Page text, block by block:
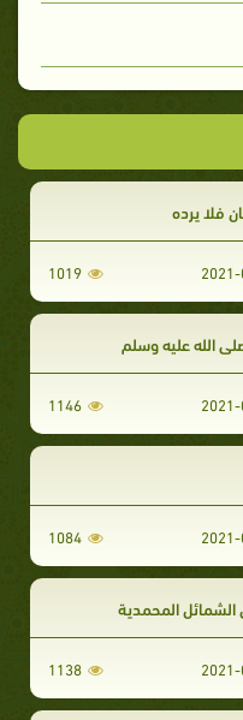
فلا يرده
1019
الله عليه وسلم
1146
1084
المحمدية
1138